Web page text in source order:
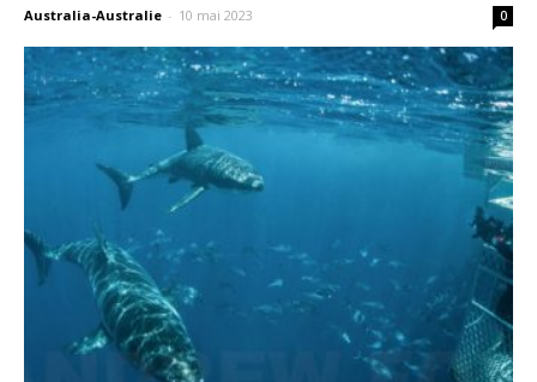
Australia-Australie - 10 mai 2023 0